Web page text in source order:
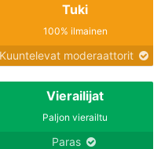
Tuki
100% ilmainen
Kuuntelevat moderaattorit
Vierailijat
Paljon vierailtu
Paras